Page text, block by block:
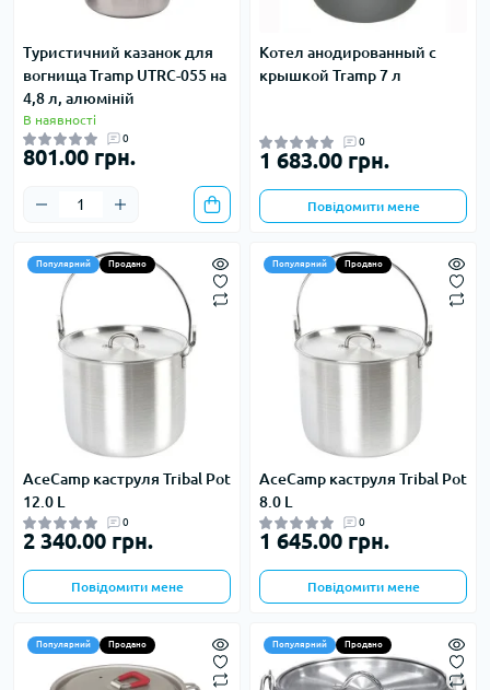
Туристичний казанок для
вогнища Tramp UTRC-055 на
4,8 л, алюміній
В наявності
0
801.00 грн.
Котел анодированный с
крышкой Tramp 7 л
0
1 683.00 грн.
Повідомити мене
Популярний Продано
AceCamp каструля Tribal Pot
12.0 L
0
2 340.00 грн.
Повідомити мене
Популярний Продано
AceCamp каструля Tribal Pot
8.0 L
0
1 645.00 грн.
Повідомити мене
Популярний Продано Популярний Продано